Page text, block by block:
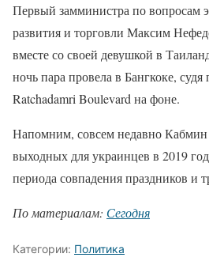
Первый замминистра по вопросам
развития и торговли Максим
вместе со своей девушкой в
ночь пара провела в Бангкоке,
Ratchadamri Boulevard на фоне.
Напомним, совсем недавно Кабмин
выходных для украинцев в 2019
периода совпадения праздников и
По материалам: Сегодня
Категории: Политика